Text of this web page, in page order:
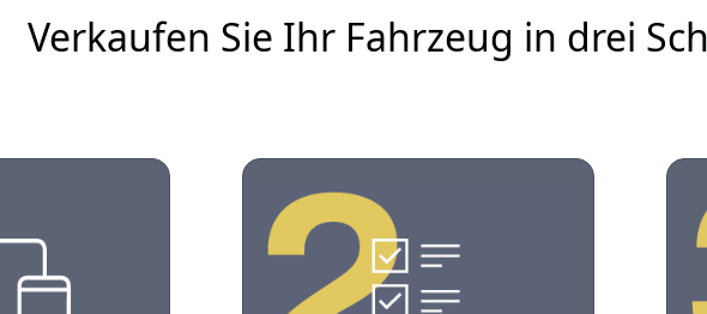
Verkaufen Sie Ihr Fahrzeug in drei